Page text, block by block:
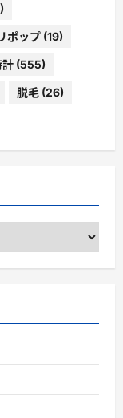
ポップ (19)
計 (555)
脱毛 (26)